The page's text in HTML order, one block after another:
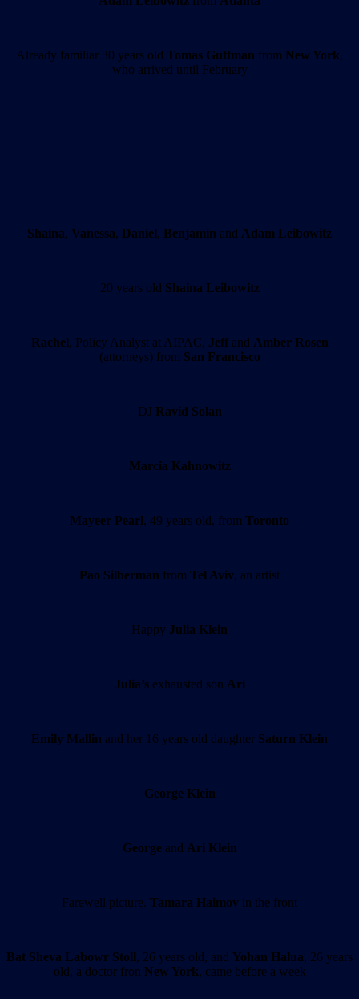
Already familiar 30 years old Tomas Guttman from New York,
who arrived until February
Shaina, Vanessa, Daniel, Benjamin and Adam Leibowitz
20 years old Shaina Leibowitz
Rachel, Policy Analyst at AIPAC, Jeffand Amber Rosen
(attorneys) from San Francisco
DJ Ravid Solan
Marcia Kahnowitz
Mayeer Pearl, 49 years old, from Toronto
Pao Silberman from Tel Aviv, an artist
Happy Julia Klein
Julia’sexhausted son Ari
Emily Mallin and her 16 years old daughter Saturn Klein
George Klein
Georgeand Ari Klein
Farewell picture. Tamara Haimov in the front
Bat Sheva Labowr Stoll, 26 years old, and Yohan Halua, 26 years
old, a doctor fron New York, came before a week